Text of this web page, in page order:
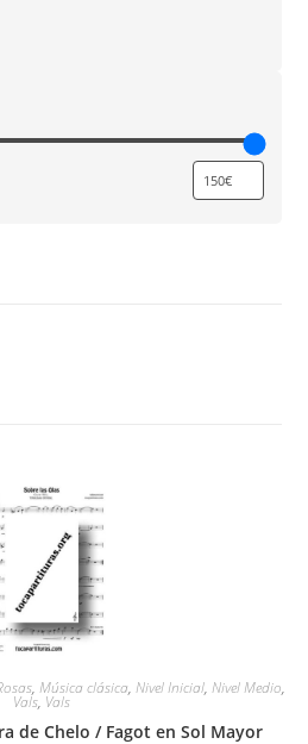
, Música clásica, Nivel Inicial, Nivel Medio,
Vals, Vals
de Chelo / Fagot en Sol Mayor